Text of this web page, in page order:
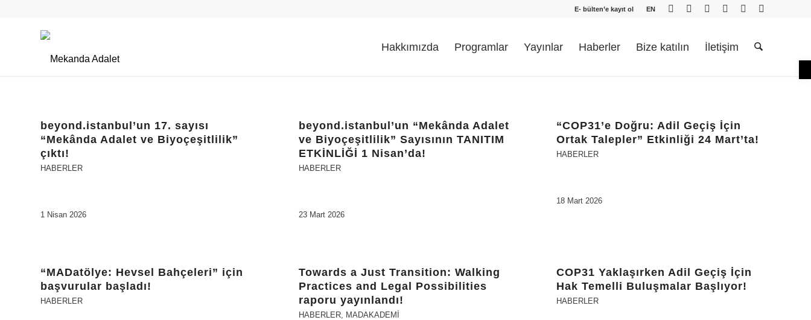
E- bülten’e kayıt ol EN
Hakkımızda Programlar Yayınlar Haberler Bize katılın İletişim
beyond.istanbul’un 17. sayısı
“Mekânda Adalet ve Biyoçeşitlilik”
çıktı!
HABERLER
1 Nisan 2026
beyond.istanbul’un “Mekânda Adalet
ve Biyoçeşitlilik” Sayısının TANITIM
ETKİNLİĞİ 1 Nisan’da!
HABERLER
23 Mart 2026
“COP31’e Doğru: Adil Geçiş İçin
Ortak Talepler” Etkinliği 24 Mart’ta!
HABERLER
18 Mart 2026
“MADatölye: Hevsel Bahçeleri” için
başvurular başladı!
HABERLER
Towards a Just Transition: Walking
Practices and Legal Possibilities
raporu yayınlandı!
HABERLER, MADAKADEMI
COP31 Yaklaşırken Adil Geçiş İçin
Hak Temelli Buluşmalar Başlıyor!
HABERLER